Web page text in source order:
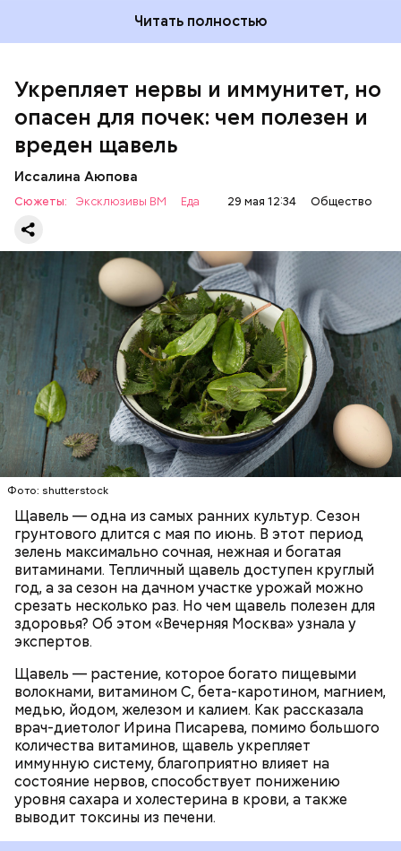
Читать полностью
Укрепляет нервы и иммунитет, но
опасен для почек: чем полезен и
вреден щавель
Иссалина Аюпова
Сюжеты: Эксклюзивы ВМ Еда 29 мая 12:34 Общество
Фото: shutterstock
Щавель — одна из самых ранних культур. Сезон
грунтового длится с мая по июнь. В этот период
зелень максимально сочная, нежная и богатая
витаминами. Тепличный щавель доступен круглый
год, а за сезон на дачном участке урожай можно
срезать несколько раз. Но чем щавель полезен для
здоровья? Об этом «Вечерняя Москва» узнала у
экспертов.
Щавель — растение, которое богато пищевыми
волокнами, витамином С, бета-каротином, магнием,
медью, йодом, железом и калием. Как рассказала
врач-диетолог Ирина Писарева, помимо большого
количества витаминов, щавель укрепляет
иммунную систему, благоприятно влияет на
состояние нервов, способствует понижению
уровня сахара и холестерина в крови, а также
выводит токсины из печени.
Опасность же щавеля состоит в том, что он
содержит большое количество щавелевой кислоты,
которая может способствовать образованию
— Если человек уже болеет мочекаменной
болезнью, щавель ему не рекомендуется. При
артрите, гастрите, холецистите, синдроме
раздраженного кишечника, язвах и панкреатите
продукт тоже лучше исключить из рациона, —
предупредила врач. — Он может привести к
повышению кислотности желудка и раздражать
слизистые оболочки.
ЗДОРОВЬЕ ВРАЧИ
РАСТЕНИЯ
ПРОДУКТЫ